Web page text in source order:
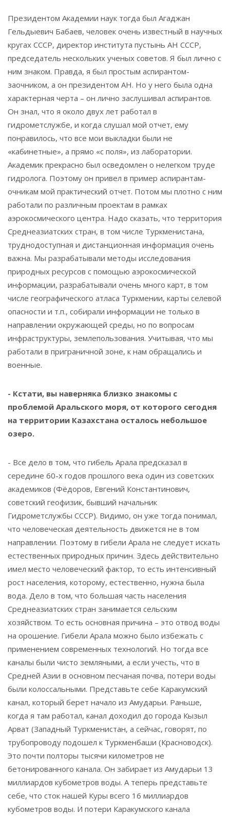
Президентом Академии наук тогда был Агаджан
Гельдыевич Бабаев, человек очень известный в научных
кругах СССР, директор института пустынь АН СССР,
председатель нескольких ученых советов. Я был лично с
ним знаком. Правда, я был простым аспирантом-
заочником, а он президентом АН. Но у него была одна
характерная черта – он лично заслушивал аспирантов.
Он знал, что я около двух лет работал в
гидрометслужбе, и когда слушал мой отчет, ему
понравилось, что все мои выкладки были не
«кабинетные», а прямо «с поля», из лаборатории.
Академик прекрасно был осведомлен о нелегком труде
гидролога. Поэтому он привел в пример аспирантам-
очникам мой практический отчет. Потом мы плотно с ним
работали по различным проектам в рамках
аэрокосмического центра. Надо сказать, что территория
Среднеазиатских стран, в том числе Туркменистана,
труднодоступная и дистанционная информация очень
важна. Мы разрабатывали методы исследования
природных ресурсов с помощью аэрокосмической
информации, разрабатывали очень много карт, в том
числе географического атласа Туркмении, карты селевой
опасности и т.п., собирали информации не только в
направлении окружающей среды, но по вопросам
инфраструктуры, землепользования. Учитывая, что мы
работали в приграничной зоне, к нам обращались и
военные.
- Кстати, вы наверняка близко знакомы с
проблемой Аральского моря, от которого сегодня
на территории Казахстана осталось небольшое
озеро.
- Все дело в том, что гибель Арала предсказал в
середине 60-х годов прошлого века один из советских
академиков (Фёдоров, Евгений Константинович,
советский геофизик, бывший начальник
Гидрометслужбы СССР). Видимо, он уже тогда понимал,
что человеческая деятельность движется не в том
направлении. Поэтому в гибели Арала не следует искать
естественных природных причин. Здесь действительно
имел место человеческий фактор, то есть интенсивный
рост населения, которому, естественно, нужна была
вода. Дело в том, что большая часть населения
Среднеазиатских стран занимается сельским
хозяйством. То есть основная причина – это отвод воды
на орошение. Гибели Арала можно было избежать с
применением современных технологий. Но тогда все
каналы были чисто земляными, а если учесть, что в
Средней Азии в основном песчаная почва, потери воды
были колоссальными. Представьте себе Каракумский
канал, который берет начало из Амударьи. Раньше,
когда я там работал, канал доходил до города Кызыл
Арват (Западный Туркменистан, а сейчас, говорят, по
трубопроводу подошел к Туркменбаши (Красноводск).
Это почти полторы тысячи километров не
бетонированного канала. Он забирает из Амударьи 13
миллиардов кубометров воды. А теперь представьте
себе, что сток нашей Куры всего 16 миллиардов
кубометров воды. И потери Каракумского канала